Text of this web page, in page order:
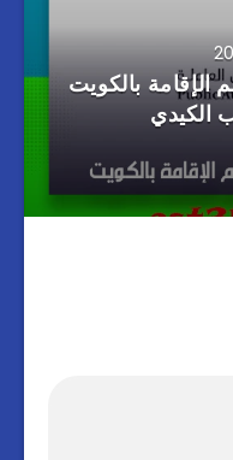
الإقامة بالكويت